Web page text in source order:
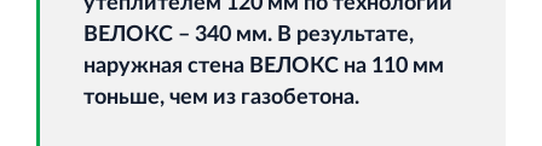
ВЕЛОКС – 340 мм. В результате,
наружная стена ВЕЛОКС на 110 мм
тоньше, чем из газобетона.